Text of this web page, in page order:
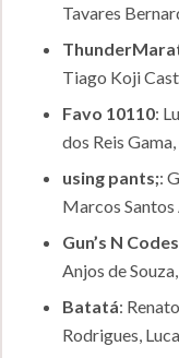
Tavares
Tiago Koji
Favo 10110:
dos Reis
using pants;:
Marcos
Gun’s N Codes
Anjos de
Batatá:
Rodrigues,